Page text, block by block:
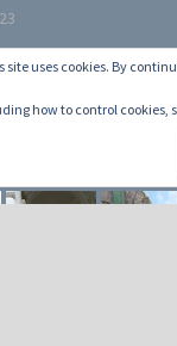
site uses cookies. By
how to control cookies,